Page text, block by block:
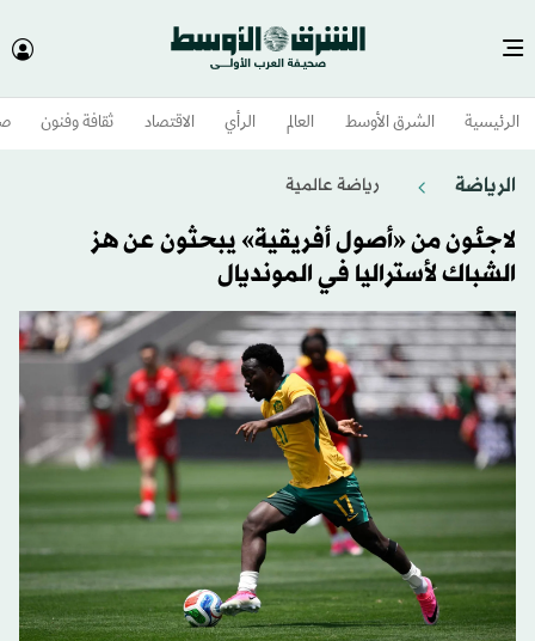
الرئيسية الشرق الأوسط​ العالم الرأي الاقتصاد ثقافة وفنون
الرياضة رياضة عالمية
لاجئون من «أصول أفريقية» يبحثون عن هز
الشباك لأستراليا في المونديال